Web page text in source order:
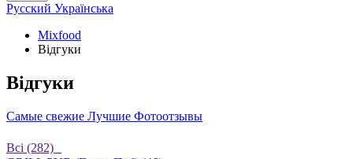
Русский Українська
Mixfood
Відгуки
Відгуки
Самые свежие Лучшие Фотоотзывы
Bсі (282)